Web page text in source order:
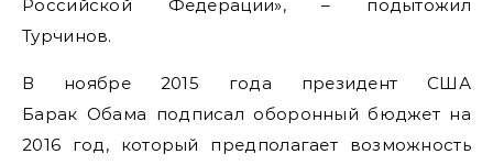
Российской Федерации», – подытожил
Турчинов.
В ноябре 2015 года президент США
Барак Обама подписал оборонный бюджет на
2016 год, который предполагает возможность